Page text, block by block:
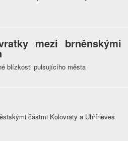
mezi brněnskými
blízkosti pulsujícího města
částmi Kolovraty a Uhříněves